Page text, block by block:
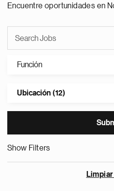
Encuentre oportunidades en
Función
Ubicación (12)
Show Filters